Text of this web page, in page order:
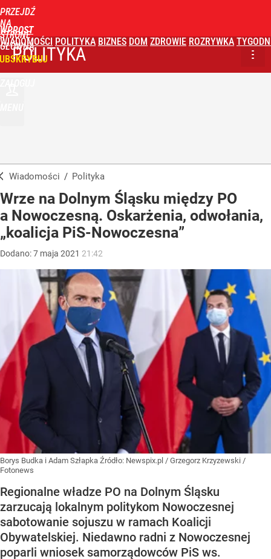
PRZEJDŹ
NA
STRONĘ
GŁÓWNĄ
WPROST
WIADOMOŚCI POLITYKA BIZNES DOM ZDROWIE ROZRYWKA
POLITYKA
Wiadomości / Polityka
Wrze na Dolnym Śląsku między PO
a Nowoczesną. Oskarżenia, odwołania,
„koalicja PiS-Nowoczesna”
Dodano:7 maja 2021 21:42
Borys Budka i Adam Szłapka Źródło: Newspix.pl / Grzegorz Krzyzewski /
Fotonews
Regionalne władze PO na Dolnym Śląsku
zarzucają lokalnym politykom Nowoczesnej
sabotowanie sojuszu w ramach Koalicji
Obywatelskiej. Niedawno radni z Nowoczesnej
poparli wniosek samorządowców PiS ws.